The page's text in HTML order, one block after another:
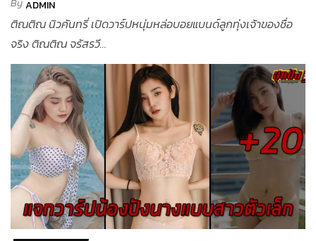
ByADMIN
ติณติณ นิวคันทรี่ เปิดวาร์ปหนุ่มหล่อบอยแบนด์ลูกทุ่งเจ้าของชื่อ
จริง ติณติณ จรัสรวี...